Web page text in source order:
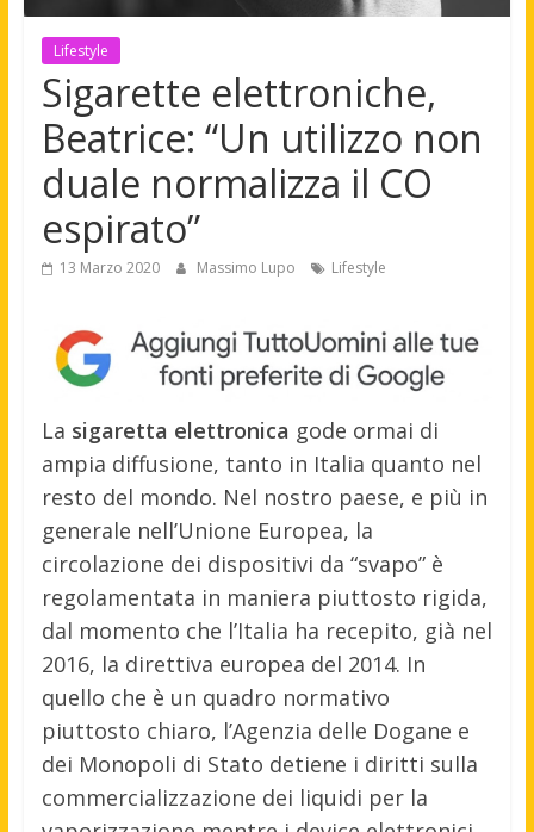
Lifestyle
Sigarette elettroniche,
Beatrice: “Un utilizzo non
duale normalizza il CO
espirato”
13 Marzo 2020 Massimo Lupo Lifestyle
La sigaretta elettronica gode ormai di
ampia diffusione, tanto in Italia quanto nel
resto del mondo. Nel nostro paese, e più in
generale nell’Unione Europea, la
circolazione dei dispositivi da “svapo” è
regolamentata in maniera piuttosto rigida,
dal momento che l’Italia ha recepito, già nel
2016, la direttiva europea del 2014. In
quello che è un quadro normativo
piuttosto chiaro, l’Agenzia delle Dogane e
dei Monopoli di Stato detiene i diritti sulla
commercializzazione dei liquidi per la